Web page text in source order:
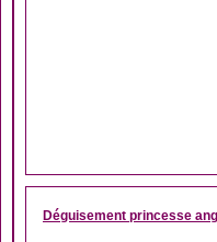
Déguisement princesse